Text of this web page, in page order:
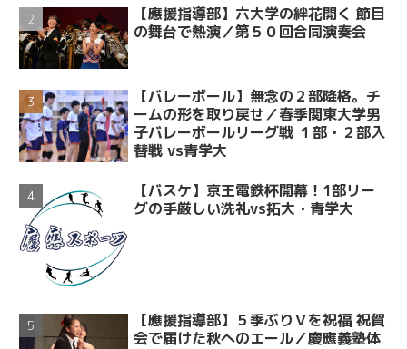
【應援指導部】六大学の絆花開く 節目
の舞台で熱演／第５０回合同演奏会
【バレーボール】無念の２部降格。チ
ームの形を取り戻せ／春季関東大学男
子バレーボールリーグ戦 １部・２部入
替戦 vs青学大
【バスケ】京王電鉄杯開幕！1部リー
グの手厳しい洗礼vs拓大・青学大
【應援指導部】５季ぶりＶを祝福 祝賀
会で届けた秋へのエール／慶應義塾体